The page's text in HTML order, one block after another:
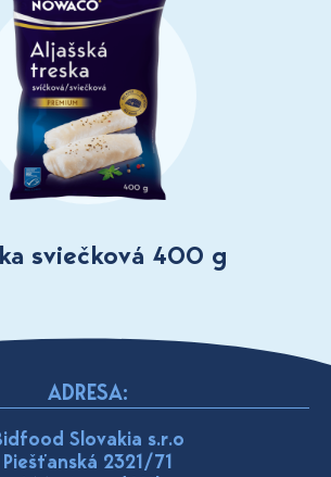
sviečková 400 g
ADRESA:
Slovakia s.r.o
Piešťanská 2321/71